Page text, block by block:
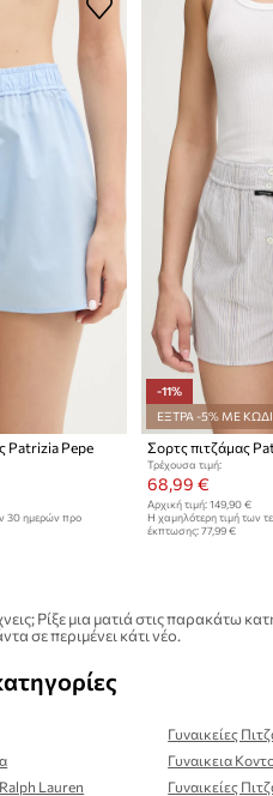
Patrizia Pepe
30 ημερών προ
-11%
ΕΞΤΡΑ -5% ΜΕ
Σορτς πιτζάμας
Τρέχουσα τιμή:
68,99 €
Αρχική τιμή: 149,90 €
Η χαμηλότερη τιμή των
έκπτωσης: 77,99 €
Ρίξε μια ματιά στις παρακάτω
σε περιμένει κάτι νέο.
Γυναικείες
Γυναικεια
Lauren
Γυναικείες